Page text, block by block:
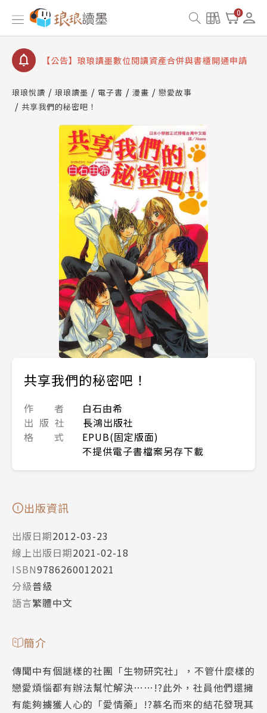
0
【公告】因 Readmoo 讀墨系統維護中，本站同步暫
停部分閱讀服務
【公告】琅琅讀墨數位閱讀資產合併與書櫃開通申請
【公告】琅琅讀墨書櫃開通常見問題
請圖文教學
【公告】琅琅書店服務升級重要說明及資產合併結果
【公告】因 Readmoo 讀墨系統維護中，本站同步暫
停部分閱讀服務
琅琅悅讀 琅琅讀墨 電子書 漫畫
戀愛故事
共享我們的秘密吧！
共享我們的秘密吧！
作 者
白石由希
出 版 社
長鴻出版社
格 式
EPUB(固定版面)
不提供電子書檔案另存下載
出版資訊
出版日期2012-03-23
線上出版日期2021-02-18
ISBN9786260012021
分級普級
語言繁體中文
簡介
傳聞中有個謎樣的社團「生物研究社」，不管什麼樣的
戀愛煩惱都有辦法幫忙解決……!?此外，社員他們還擁
有能夠擄獲人心的「愛情藥」!?慕名而來的結花發現其